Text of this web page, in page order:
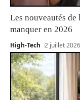
Les nouveautés de
manquer en 2026
High-Tech 2 juillet 2026